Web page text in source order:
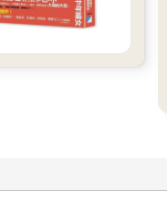
還是會發出淡然的聲
婚有年輕小孩的女性回
然當小孩長大些，譬如
回來。」
還有，種族的限制。
數據顯示，儘管薪資和